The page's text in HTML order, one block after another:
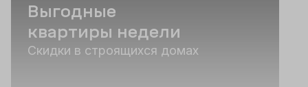
Выгодные
квартиры недели
Скидки в строящихся домах